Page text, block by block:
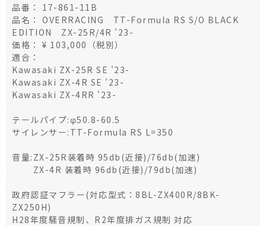
品番： 17-861-11B
品名： OVERRACING TT-Formula RS S/O BLACK
EDITION ZX-25R/4R '23-
価格： ¥ 103,000（税別）
適合：
Kawasaki ZX-25R SE '23-
Kawasaki ZX-4R SE '23-
Kawasaki ZX-4RR '23-
テールパイプ:φ50.8-60.5
サイレンサー:TT-Formula RS L=350
音量:ZX-25R装着時 95db(近接)/76db(加速)
ZX-4R 装着時 96db(近接)/79db(加速)
政府認証マフラー(対応型式：8BL-ZX400R/8BK-
ZX250H)
H28年度騒音規制、R2年度排ガス規制 対応